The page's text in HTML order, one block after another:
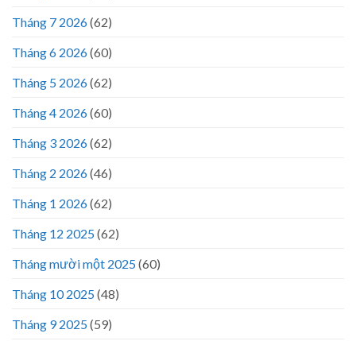
Tháng 7 2026(62)
Tháng 6 2026(60)
Tháng 5 2026(62)
Tháng 4 2026(60)
Tháng 3 2026(62)
Tháng 2 2026(46)
Tháng 1 2026(62)
Tháng 12 2025(62)
Tháng mười một 2025(60)
Tháng 10 2025(48)
Tháng 9 2025(59)